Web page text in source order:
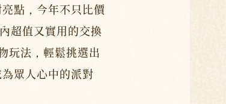
點，今年不只比價
超值又實用的交換
玩法，輕鬆挑選出
眾人心中的派對